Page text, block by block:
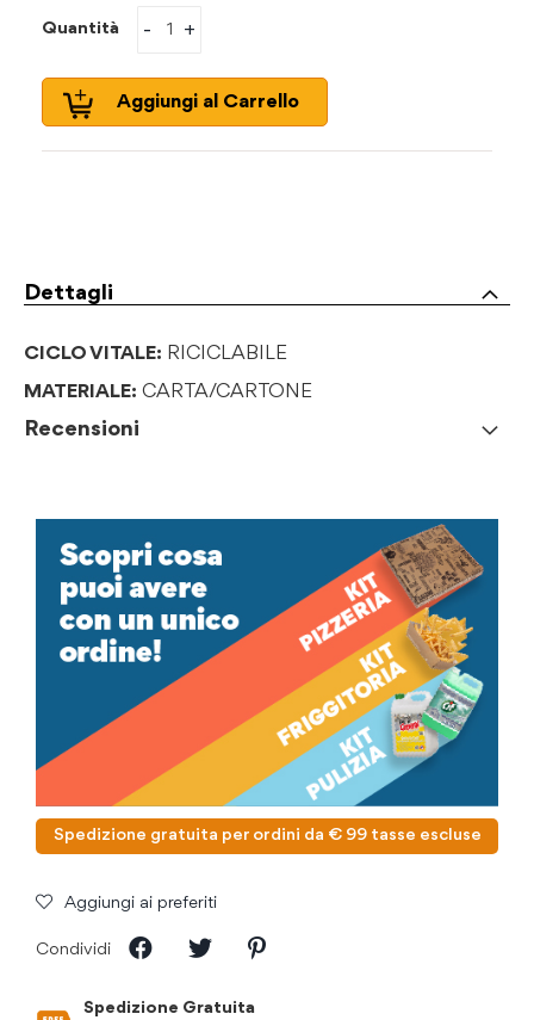
Quantità +
-
Aggiungi al Carrello
Dettagli
CICLO VITALE: RICICLABILE
MATERIALE: CARTA/CARTONE
Recensioni
Spedizione gratuita per ordini da € 99 tasse escluse
Aggiungi ai preferiti
Condividi
Spedizione Gratuita